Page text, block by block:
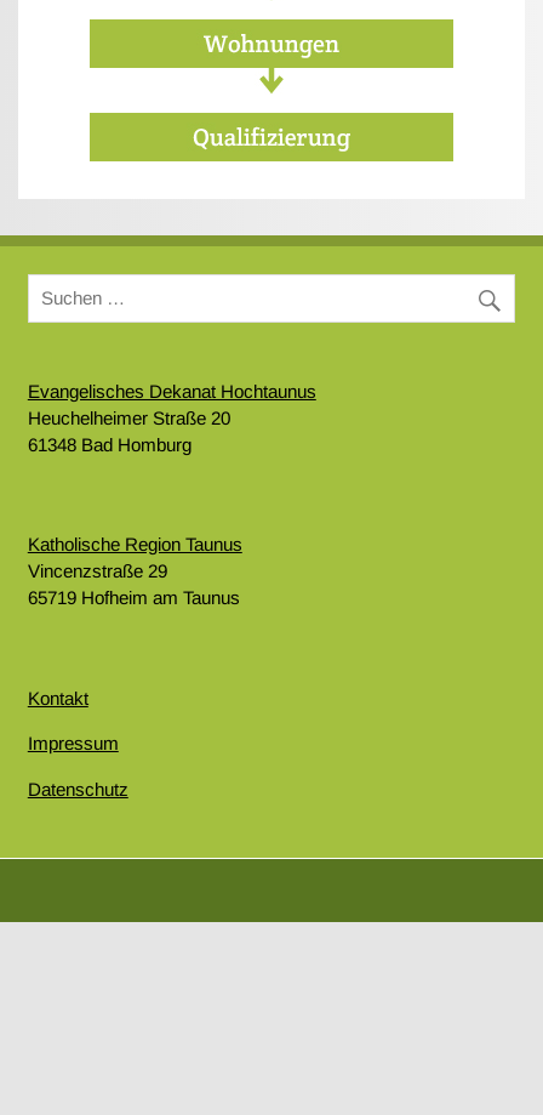
Evangelisches Dekanat Hochtaunus
Heuchelheimer Straße 20
61348 Bad Homburg
Katholische Region Taunus
Vincenzstraße 29
65719 Hofheim am Taunus
Kontakt
Impressum
Datenschutz